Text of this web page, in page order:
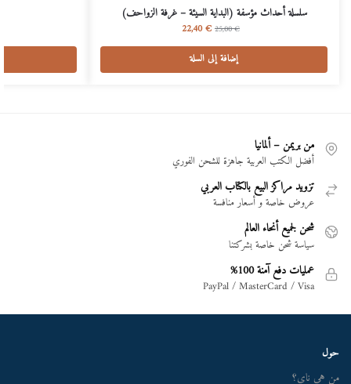
سلسلة أحداث مؤسفة (البداية السيئة – غرفة الزواحف)
25,00€
22,40€
إضافة إلى السلة
من بريمن – ألمانيا
أفضل الكتب العربية جاهزة للشحن الفوري
تزويد مراكز البيع بالكتاب العربي
عروض خاصة و أسعار منافسة
شحن لجميع أنحاء العالم
سياسة شحن خاصة بشركتنا
عمليات دفع آمنة 100%
PayPal / MasterCard / Visa
حول
من هي ناي؟